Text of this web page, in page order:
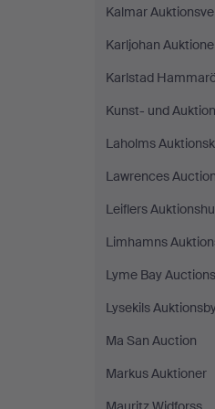
Kalmar
Karljohan
Karlstad
Kunst- und
Laholms
Lawrences
Leiflers
Limhamns
Lyme Bay Auctions
Lysekils
Ma San Auction
Markus Auktioner